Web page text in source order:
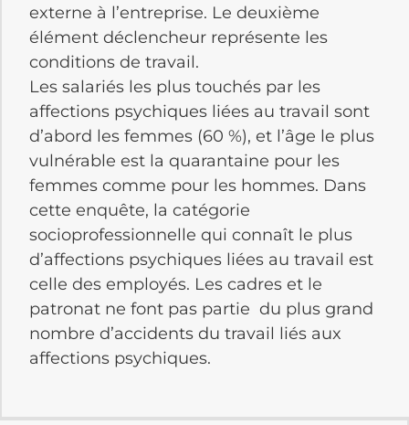
externe à l’entreprise. Le deuxième
élément déclencheur représente les
conditions de travail.
Les salariés les plus touchés par les
affections psychiques liées au travail sont
d’abord les femmes (60 %), et l’âge le plus
vulnérable est la quarantaine pour les
femmes comme pour les hommes. Dans
cette enquête, la catégorie
socioprofessionnelle qui connaît le plus
d’affections psychiques liées au travail est
celle des employés. Les cadres et le
patronat ne font pas partie du plus grand
nombre d’accidents du travail liés aux
affections psychiques.